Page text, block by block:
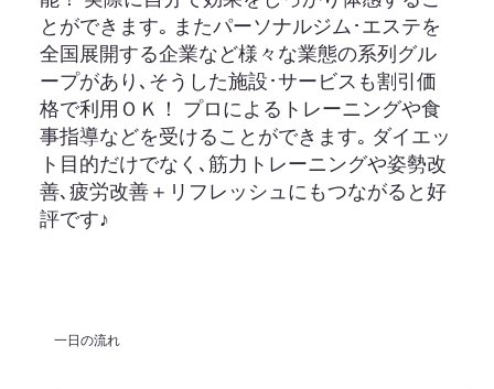
とができます｡ またパーソナルジム･エステを
全国展開する企業など様々な業態の系列グル
ープがあり､そうした施設･サービスも割引価
格で利用ＯＫ！ プロによるトレーニングや食
事指導などを受けることができます｡ ダイエッ
ト目的だけでなく､筋力トレーニングや姿勢改
善､疲労改善＋リフレッシュにもつながると好
評です♪
一日の流れ